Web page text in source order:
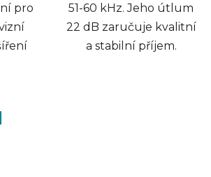
pro
51-60 kHz. Jeho útlum
22 dB zaručuje kvalitní
a stabilní příjem.